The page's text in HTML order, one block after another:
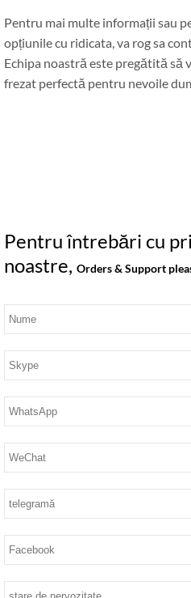
Pentru mai multe informații sau
opțiunile cu ridicata, va rog sa
Echipa noastră este pregătită să
frezat perfectă pentru nevoile
Pentru întrebări cu
noastre, Orders & Support